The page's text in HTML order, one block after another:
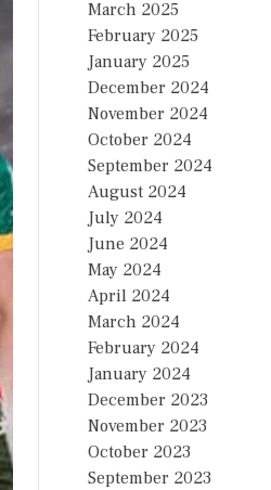
March 2025
February 2025
January 2025
December 2024
November 2024
October 2024
September 2024
August 2024
July 2024
June 2024
May 2024
April 2024
March 2024
February 2024
January 2024
December 2023
November 2023
October 2023
September 2023